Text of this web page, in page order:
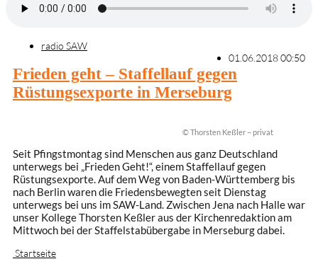
radio SAW
01.06.2018 00:50
Frieden geht – Staffellauf gegen
Rüstungsexporte in Merseburg
© Thorsten Keßler – privat
Seit Pfingstmontag sind Menschen aus ganz Deutschland
unterwegs bei „Frieden Geht!“, einem Staffellauf gegen
Rüstungsexporte. Auf dem Weg von Baden-Württemberg bis
nach Berlin waren die Friedensbewegten seit Dienstag
unterwegs bei uns im SAW-Land. Zwischen Jena nach Halle war
unser Kollege Thorsten Keßler aus der Kirchenredaktion am
Mittwoch bei der Staffelstabübergabe in Merseburg dabei.
Startseite